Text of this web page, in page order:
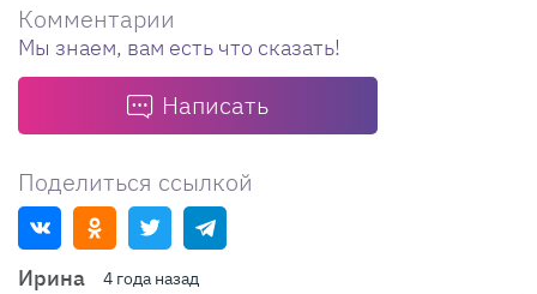
Комментарии
Мы знаем, вам есть что сказать!
Написать
Поделиться ссылкой
Ирина 4 года назад